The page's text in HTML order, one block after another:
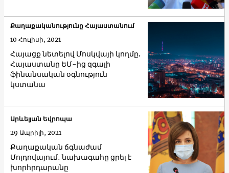
Հայացք նետելով Մոսկվայի կողմը.
Հայաստանը ԵՄ-ից զգալի
ֆինանսական օգնություն
կստանա
Քաղաքականությունը Հայաստանում
10 Հուլիսի, 2021
Քաղաքական ճգնաժամ
Մոլդովայում․ նախագահը ցրել է
խորհրդարանը
Արևելյան Եվրոպա
29 Ապրիլի, 2021